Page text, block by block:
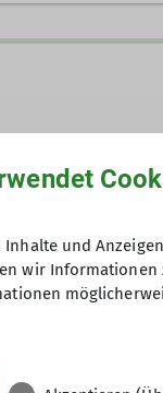
Inhalte und
wir